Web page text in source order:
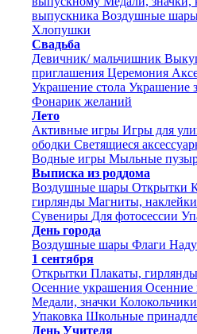
выпускника Воздушные
Хлопушки
Свадьба
Девичник/ мальчишник
приглашения Церемония
Украшение стола Украшение
Фонарик желаний
Лето
Активные игры Игры для
ободки Светящиеся
Водные игры Мыльные
Выписка из роддома
Воздушные шары Открытки
гирлянды Магниты, наклейки
Сувениры Для фотосессии
День города
Воздушные шары Флаги
1 сентября
Открытки Плакаты, гирлянды
Осенние украшения Осенние
Медали, значки Колокольчики
Упаковка Школьные
День Учителя